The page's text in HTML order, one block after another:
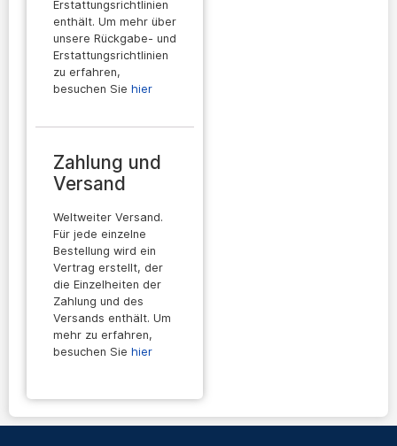
Erstattungsrichtlinien
enthält. Um mehr über
unsere Rückgabe- und
Erstattungsrichtlinien
zu erfahren,
besuchen Sie hier
Zahlung und
Versand
Weltweiter Versand.
Für jede einzelne
Bestellung wird ein
Vertrag erstellt, der
die Einzelheiten der
Zahlung und des
Versands enthält. Um
mehr zu erfahren,
besuchen Sie hier